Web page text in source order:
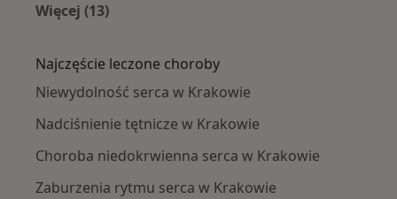
Więcej (13)
Najczęście leczone choroby
Niewydolność serca w Krakowie
Nadciśnienie tętnicze w Krakowie
Choroba niedokrwienna serca w Krakowie
Zaburzenia rytmu serca w Krakowie